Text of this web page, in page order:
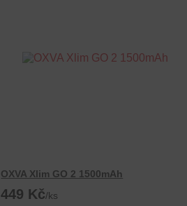
OXVA Xlim GO 2 1500mAh
449 Kč/ks